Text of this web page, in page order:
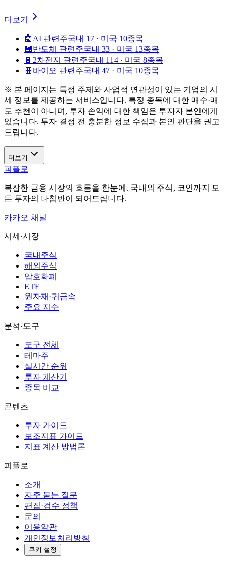
더보기
🤖AI 관련주국내 17 · 미국 10종목
💾반도체 관련주국내 33 · 미국 13종목
🔋 2차전지 관련주국내 114 · 미국 8종목
🧬 바이오 관련주국내 47 · 미국 10종목
※ 본 페이지는 특정 주제와 사업적 연관성이 있는 기업의 시
세 정보를 제공하는 서비스입니다. 특정 종목에 대한 매수·매
도 추천이 아니며, 투자 손익에 대한 책임은 투자자 본인에게
있습니다. 투자 결정 전 충분한 정보 수집과 본인 판단을 권고
드립니다.
더보기
피플로
복잡한 금융 시장의 흐름을 한눈에. 국내외 주식, 코인까지 모
든 투자의 나침반이 되어드립니다.
카카오 채널
시세·시장
국내주식
해외주식
암호화폐
ETF
원자재·귀금속
주요 지수
분석·도구
도구 전체
테마주
실시간 순위
투자 계산기
종목 비교
콘텐츠
투자 가이드
보조지표 가이드
지표 계산 방법론
피플로
소개
자주 묻는 질문
편집·검수 정책
문의
이용약관
개인정보처리방침
쿠키 설정